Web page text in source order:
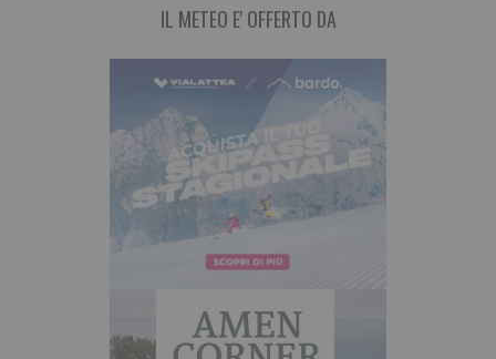
IL METEO E' OFFERTO DA